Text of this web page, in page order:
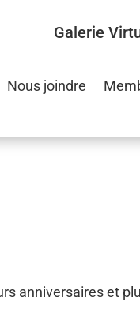
Galerie
Nous joindre
anniversaires et